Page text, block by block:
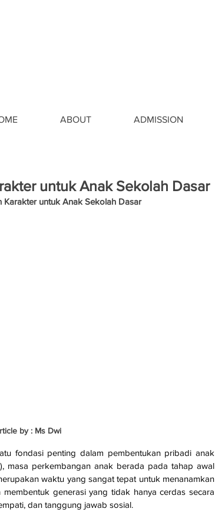
ABOUT ADMISSION
untuk Anak Sekolah Dasar
Karakter untuk Anak Sekolah Dasar
by : Ms Dwi
fondasi penting dalam pembentukan pribadi anak
masa perkembangan anak berada pada tahap awal
waktu yang sangat tepat untuk menanamkan
generasi yang tidak hanya cerdas secara
dan tanggung jawab sosial.